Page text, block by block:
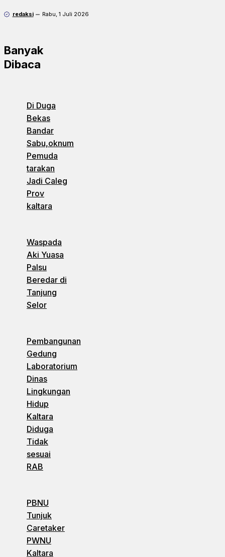
redaksi Rabu, 1 Juli 2026
Banyak
Dibaca
Di Duga
Bekas
Bandar
Sabu,oknum
Pemuda
tarakan
Jadi Caleg
Prov
kaltara
Waspada
Aki Yuasa
Palsu
Beredar di
Tanjung
Selor
Pembangunan
Gedung
Laboratorium
Dinas
Lingkungan
Hidup
Kaltara
Diduga
Tidak
sesuai
RAB
PBNU
Tunjuk
Caretaker
PWNU
Kaltara